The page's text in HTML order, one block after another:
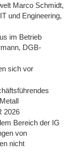
Marco Schmidt,
und Engineering,
im Betrieb
DGB-
sich vor
2026
Bereich der IG
von
nicht